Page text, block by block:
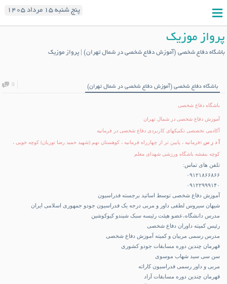
پنج شنبه ۱۵ مرداد ۱۴۰۵
پرواز موزیک
باشگاه دفاع شخصی (آموزش دفاع شخصی در شمال تهران) | پرواز موزیک
باشگاه دفاع شخصی (آموزش دفاع شخصی در شمال تهران) 0
باشگاه دفاع شخصی
آموزش دفاع شخصی در شمال تهران
آکادمی تخصصی تکنیکهای کاربردی دفاع شخصی در فرمانیه
آ د ر س :فرمانیه ، پایین تر از چهارراه فرمانیه ، کوهستان نهم (شهید حمید رضا توریان) کوچه خویی ،
کوچه بنفشه باشگاه ورزشی شهدای معلم
تلفن های تماس:
۰۹۱۲۱۸۶۶۸۶۶
۰۹۱۲۲۹۹۹۱۴۰
آموزش دفاع شخصی توسط اساتید برجسته فدراسیون
شیهان سیروس لطفی داور و مربی درجه یک فدراسیون جودو جمهوری اسلامی ایران
مدرس دانشگاه،عضو هیئت رئیسه سبک شیندو کیوکوشین
رئیس کمیته داوران دفاع شخصی
مدرس رسمی مربیان و کمیته آموزش دفاع شخصی
قهرمان چندین دوره مسابقات جودو کشوری
سن سی سید شهاب موسوی
مربی و داور رسمی فدراسیون کاراته
قهرمان چندین دوره مسابقات آزاد